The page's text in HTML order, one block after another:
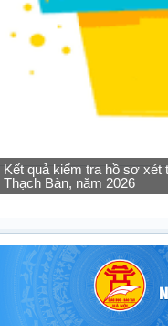
Tra cứu thông tin lớp học